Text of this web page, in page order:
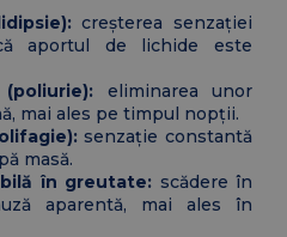
creșterea senzației
aportul de lichide este
eliminarea unor
mai ales pe timpul nopții.
senzație constantă
masă.
în greutate: scădere în
aparentă, mai ales în